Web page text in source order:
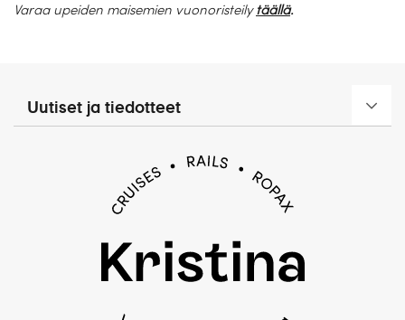
Varaa upeiden maisemien vuonoristeilytäällä.
Uutiset ja tiedotteet